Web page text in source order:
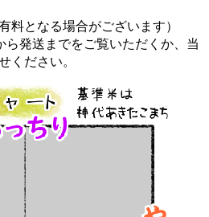
料となる場合がございます）
ら発送までをご覧いただくか、当
ください。